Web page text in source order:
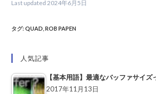
Last updated 2024年6月5日
タグ:QUAD ROB PAPEN
人気記事
【基本用語】最適なバッファサイズ
2017年11月13日